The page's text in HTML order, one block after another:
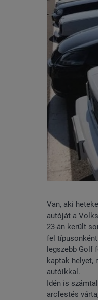
Van, aki
autóját a
23-án került
fel
legszebb Golf
kaptak
autóikkal.
Idén is
arcfestés